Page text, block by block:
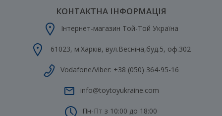
КОНТАКТНА ІНФОРМАЦІЯ
Інтернет-магазин Той-Той Україна
61023, м.Харків, вул.Весніна,буд.5, оф.302
Vodafone/Viber: +38 (050) 364-95-16
info@toytoyukraine.com
Пн-Пт з 10:00 до 18:00